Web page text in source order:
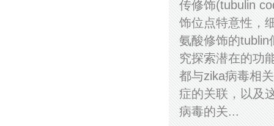
传修饰(tubulin
饰位点特意性，
氨酸修饰的tublin
究探索潜在的功
都与zika病毒相
症的关联，以及
病毒的关...